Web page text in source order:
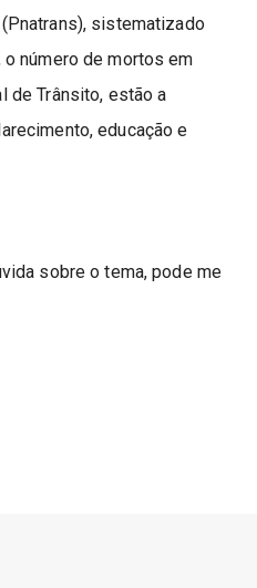
sistematizado
número de mortos em
de Trânsito, estão a
educação e
sobre o tema, pode me